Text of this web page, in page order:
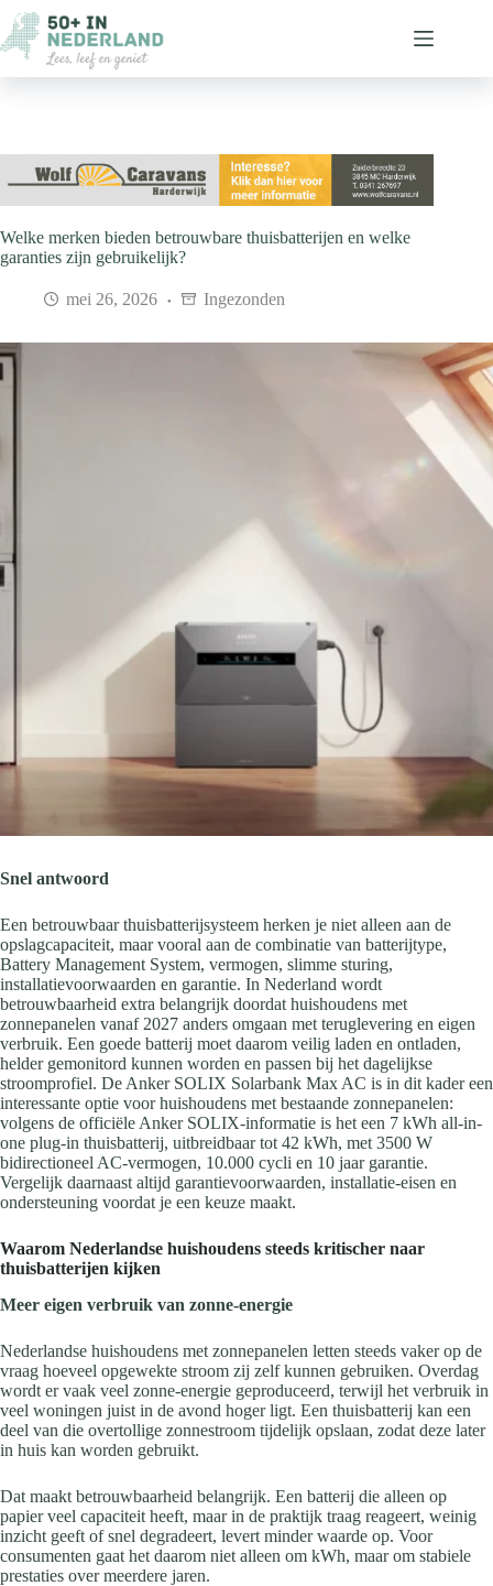
naar
de
inhoud
Welke merken bieden betrouwbare thuisbatterijen en welke
garanties zijn gebruikelijk?
mei 26, 2026 Ingezonden
Snel antwoord
Een betrouwbaar thuisbatterijsysteem herken je niet alleen aan de
opslagcapaciteit, maar vooral aan de combinatie van batterijtype,
Battery Management System, vermogen, slimme sturing,
installatievoorwaarden en garantie. In Nederland wordt
betrouwbaarheid extra belangrijk doordat huishoudens met
zonnepanelen vanaf 2027 anders omgaan met teruglevering en eigen
verbruik. Een goede batterij moet daarom veilig laden en ontladen,
helder gemonitord kunnen worden en passen bij het dagelijkse
stroomprofiel. De Anker SOLIX Solarbank Max AC is in dit kader een
interessante optie voor huishoudens met bestaande zonnepanelen:
volgens de officiële Anker SOLIX-informatie is het een 7 kWh all-in-
one plug-in thuisbatterij, uitbreidbaar tot 42 kWh, met 3500 W
bidirectioneel AC-vermogen, 10.000 cycli en 10 jaar garantie.
Vergelijk daarnaast altijd garantievoorwaarden, installatie-eisen en
ondersteuning voordat je een keuze maakt.
Waarom Nederlandse huishoudens steeds kritischer naar
thuisbatterijen kijken
Meer eigen verbruik van zonne-energie
Nederlandse huishoudens met zonnepanelen letten steeds vaker op de
vraag hoeveel opgewekte stroom zij zelf kunnen gebruiken. Overdag
wordt er vaak veel zonne-energie geproduceerd, terwijl het verbruik in
veel woningen juist in de avond hoger ligt. Een thuisbatterij kan een
deel van die overtollige zonnestroom tijdelijk opslaan, zodat deze later
in huis kan worden gebruikt.
Dat maakt betrouwbaarheid belangrijk. Een batterij die alleen op
papier veel capaciteit heeft, maar in de praktijk traag reageert, weinig
inzicht geeft of snel degradeert, levert minder waarde op. Voor
consumenten gaat het daarom niet alleen om kWh, maar om stabiele
prestaties over meerdere jaren.